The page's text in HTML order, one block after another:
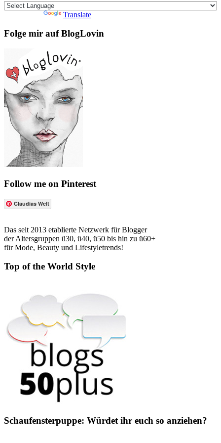
Translate
Folge mir auf BlogLovin
Follow me on Pinterest
Claudias Welt
Das seit 2013 etablierte Netzwerk für Blogger
der Altersgruppen ü30, ü40, ü50 bis hin zu ü60+
für Mode, Beauty und Lifestyletrends!
Top of the World Style
Schaufensterpuppe: Würdet ihr euch so anziehen?